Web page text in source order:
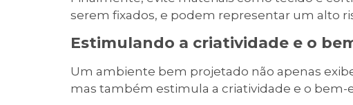
serem fixados, e podem representar um alto
Estimulando a criatividade e o
Um ambiente bem projetado não apenas
mas também estimula a criatividade e o bem-